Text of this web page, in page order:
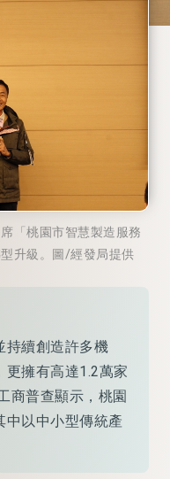
「桃園市智慧製造服務
升級。圖/經發局提供
持續創造許多機
更擁有高達1.2萬家
商普查顯示，桃園
中以中小型傳統產